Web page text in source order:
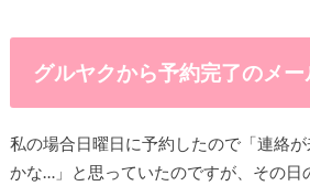
グルヤクから予約完了のメー
私の場合日曜日に予約したので「連絡
かな…」と思っていたのですが、その日